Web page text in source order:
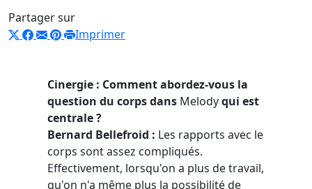
Partager sur
Imprimer
Cinergie : Comment abordez-vous la
question du corps dans Melodyqui est
centrale ?
Bernard Bellefroid : Les rapports avec le
corps sont assez compliqués.
Effectivement, lorsqu'on a plus de travail,
qu'on n'a même plus la possibilité de